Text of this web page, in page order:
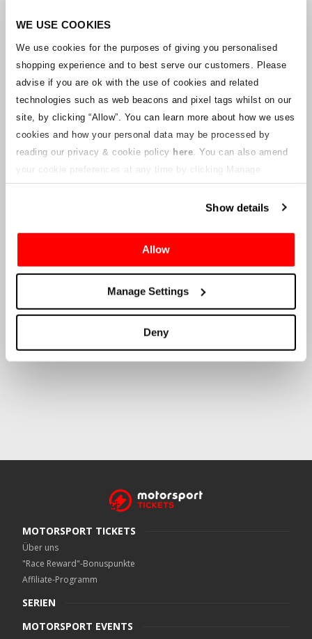
WE USE COOKIES
We use cookies for the purposes of giving you personalised
shopping experience and to best serve our customers. Please
advise if you are ok with the use of cookies and related
technologies such as web beacons and pixel tags whilst on our
site, by clicking “Allow”. You can learn more about how we uses
cookies and how your personal data may be processed by
reading our privacy & cookie policy here . You can also amend
your cookie preferences at any time by clicking Manage
Cookies in the footer of this site.
Show details
Allow
Manage Settings
Deny
Unternehmens arbeitet mit den Lieferanten zusammen, um
Sollte sich der Status einzelner Buchungen ändern, wurden
Vorkehrungen getroffen, um Sie so schnell wie möglich zu
benachrichtigen. Zusätzliche Hinweise für Ticketinhaber werden auf
dieser Webseite veröffentlicht, sobald Informationen verfügbar
sind. Wir werden denjenigen mit gültigen Tickets auch eine neue E-
Mail-Adresse für den Kundenservice zur Verfügung stellen, die von
einem verbundenen Unternehmen verwaltet wird. Crowe U.K. LLP
kann keine Fragen zum Ticketvorgang und zum Zeitpunkt der
Liquidation zur Verfügung stellen, einschließlich Unterlagen
darüber, wie Sie eine Forderung gegen das Unternehmen geltend
machen können.
kann kontaktiert werden unter
motorsport.tickets@crowe.co.uk
MOTORSPORT TICKETS
Über uns
"Race Reward"-Bonuspunkte
Affiliate-Programm
SERIEN
MOTORSPORT EVENTS